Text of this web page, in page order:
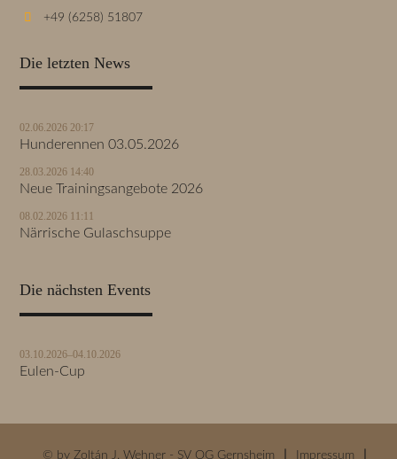
+49 (6258) 51807
Die letzten News
02.06.2026 20:17
Hunderennen 03.05.2026
28.03.2026 14:40
Neue Trainingsangebote 2026
08.02.2026 11:11
Närrische Gulaschsuppe
Die nächsten Events
03.10.2026–04.10.2026
Eulen-Cup
© by Zoltán J. Wehner - SV OG Gernsheim Impressum